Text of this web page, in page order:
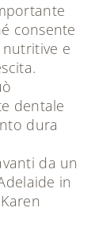
consente
e
dentale
dura
da un
in